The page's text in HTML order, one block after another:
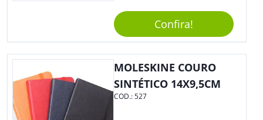
Sua Empresa Em Eventos,
Reuniões Corporativas Ou Até
Mesmo Para Presentear
Colaboradores.
Confira!
MOLESKINE COURO
SINTÉTICO 14X9,5CM
COD.:527